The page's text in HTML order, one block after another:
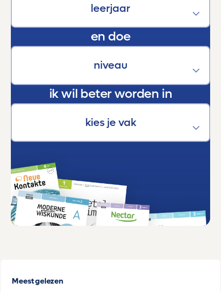
En als trotse ouder kan ik maar één ding
en doe
ik wil beter worden in
Meest gelezen